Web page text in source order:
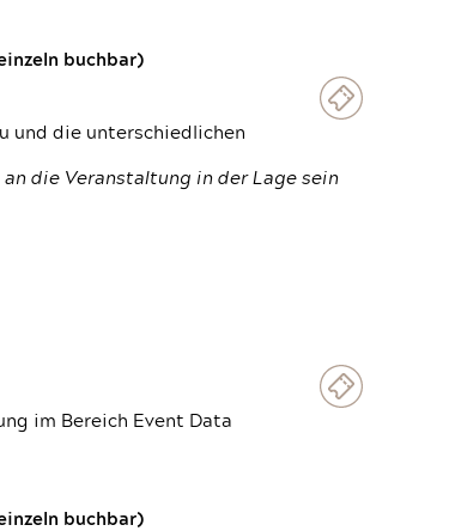
buchbar)
und die unterschiedlichen
die Veranstaltung in der Lage sein
im Bereich Event Data
buchbar)